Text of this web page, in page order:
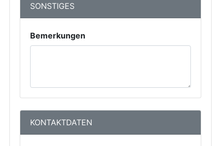
SONSTIGES
Bemerkungen
KONTAKTDATEN